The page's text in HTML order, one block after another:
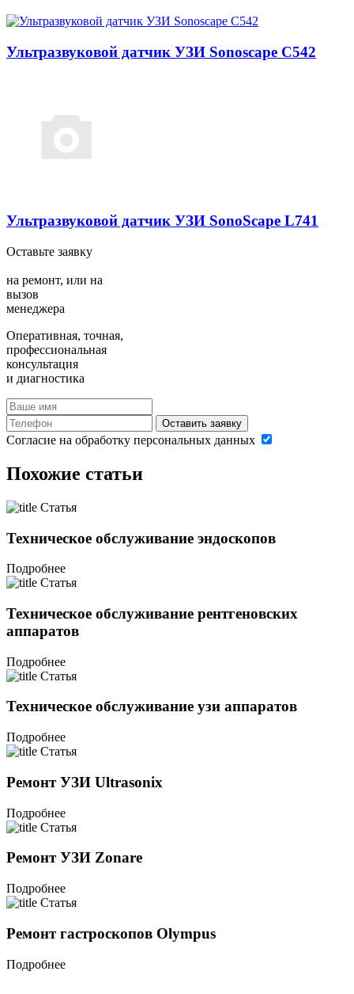
Ультразвуковой датчик УЗИ Sonoscape C542
Ультразвуковой датчик УЗИ SonoScape L741
Оставьте заявку
на ремонт, или на
вызов
менеджера
Оперативная, точная,
профессиональная
консультация
и диагностика
Оставить заявку
Согласие на обработку персональных данных
Похожие статьи
Статья
Техническое обслуживание эндоскопов
Подробнее
Статья
Техническое обслуживание рентгеновских
аппаратов
Подробнее
Статья
Техническое обслуживание узи аппаратов
Подробнее
Статья
Ремонт УЗИ Ultrasonix
Подробнее
Статья
Ремонт УЗИ Zonare
Подробнее
Статья
Ремонт гастроскопов Olympus
Подробнее